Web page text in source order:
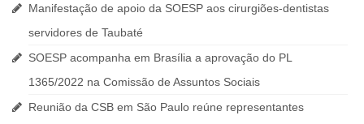
Manifestação de apoio da SOESP aos cirurgiões-dentistas
servidores de Taubaté
SOESP acompanha em Brasília a aprovação do PL
1365/2022 na Comissão de Assuntos Sociais
Reunião da CSB em São Paulo reúne representantes